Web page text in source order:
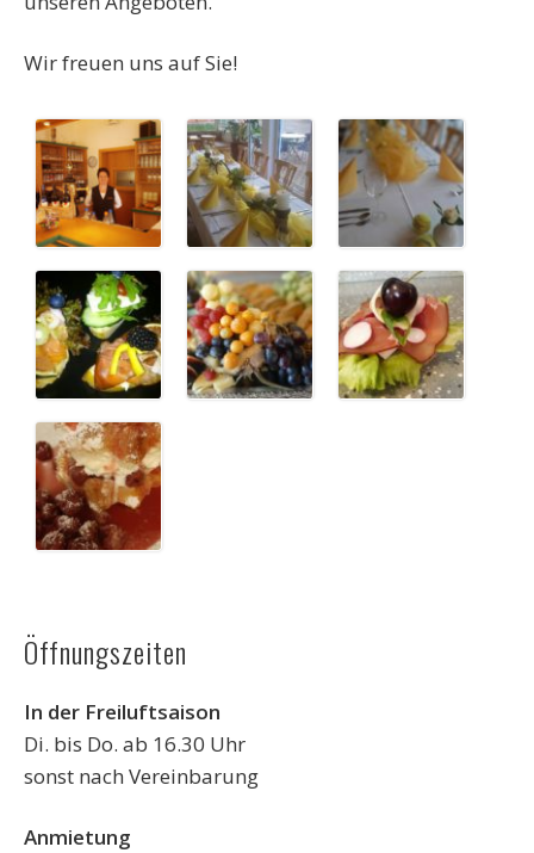
Wir freuen uns auf Sie!
Öffnungszeiten
In der Freiluftsaison
Di. bis Do. ab 16.30 Uhr
sonst nach Vereinbarung
Anmietung